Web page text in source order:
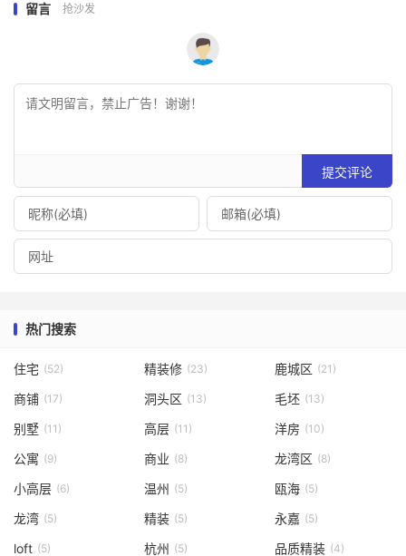
留言 抢沙发
提交评论
热门搜索
住宅 (52) 精装修 (23) 鹿城区 (21)
商铺 (17) 洞头区 (13) 毛坯 (13)
别墅 (11) 高层 (11) 洋房 (10)
公寓 (9) 商业 (8) 龙湾区 (8)
小高层 (6) 温州 (5) 瓯海 (5)
龙湾 (5) 精装 (5) 永嘉 (5)
loft (5) 杭州 (5) 品质精装 (4)